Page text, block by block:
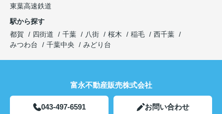
東葉高速鉄道
駅から探す
都賀
四街道 千葉 八街 桜木 稲毛
西千葉
みつわ台
千葉中央 みどり台
富永不動産販売株式会社
043-497-6591 お問い合わせ